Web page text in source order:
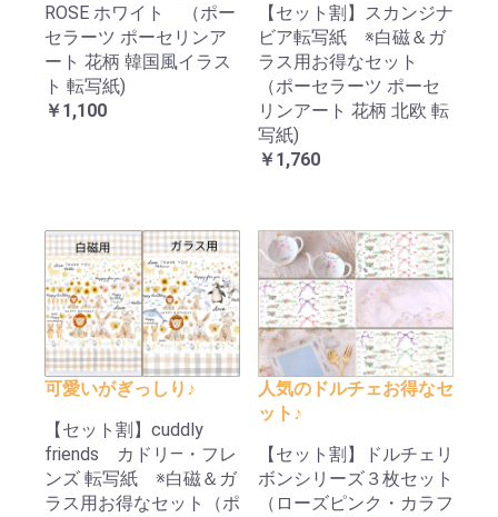
ROSE ホワイト （ポー
セラーツ ポーセリンア
ート 花柄 韓国風イラス
ト 転写紙)
￥1,100
【セット割】スカンジナ
ビア転写紙 ※白磁＆ガ
ラス用お得なセット
（ポーセラーツ ポーセ
リンアート 花柄 北欧 転
写紙)
￥1,760
可愛いがぎっしり♪
【セット割】cuddly
friends カドリ―・フレ
ンズ 転写紙 ※白磁＆ガ
ラス用お得なセット（ポ
人気のドルチェお得なセ
ット♪
【セット割】ドルチェリ
ボンシリーズ３枚セット
（ローズピンク・カラフ